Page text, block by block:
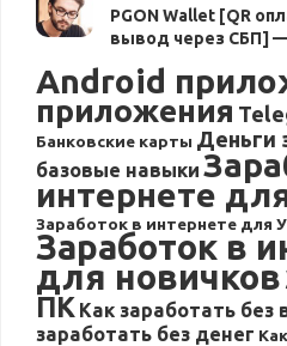
PGON Wallet [QR
вывод через СБП]
Android
приложения
Банковские карты Деньги
базовые навыки
интернете
Заработок в интернете для
Заработок в
для новичков
ПК Как заработать без
заработать без денег